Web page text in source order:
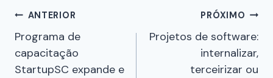
ANTERIOR
Programa de
capacitação
StartupSC expande e
PRÓXIMO
Projetos de software:
internalizar,
terceirizar ou